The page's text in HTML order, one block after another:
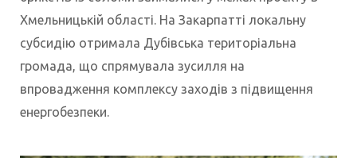
Хмельницькій області. На Закарпатті локальну
субсидію отримала Дубівська територіальна
громада, що спрямувала зусилля на
впровадження комплексу заходів з підвищення
енергобезпеки.